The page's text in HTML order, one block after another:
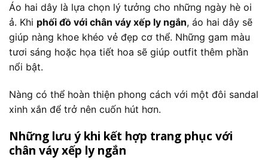
Áo hai dây là lựa chọn lý tưởng cho những ngày hè oi
ả. Khi phối đồ với chân váy xếp ly ngắn, áo hai dây sẽ
giúp nàng khoe khéo vẻ đẹp cơ thể. Những gam màu
tươi sáng hoặc họa tiết hoa sẽ giúp outfit thêm phần
nổi bật.
Nàng có thể hoàn thiện phong cách với một đôi sandal
xinh xắn để trở nên cuốn hút hơn.
Những lưu ý khi kết hợp trang phục với
chân váy xếp ly ngắn